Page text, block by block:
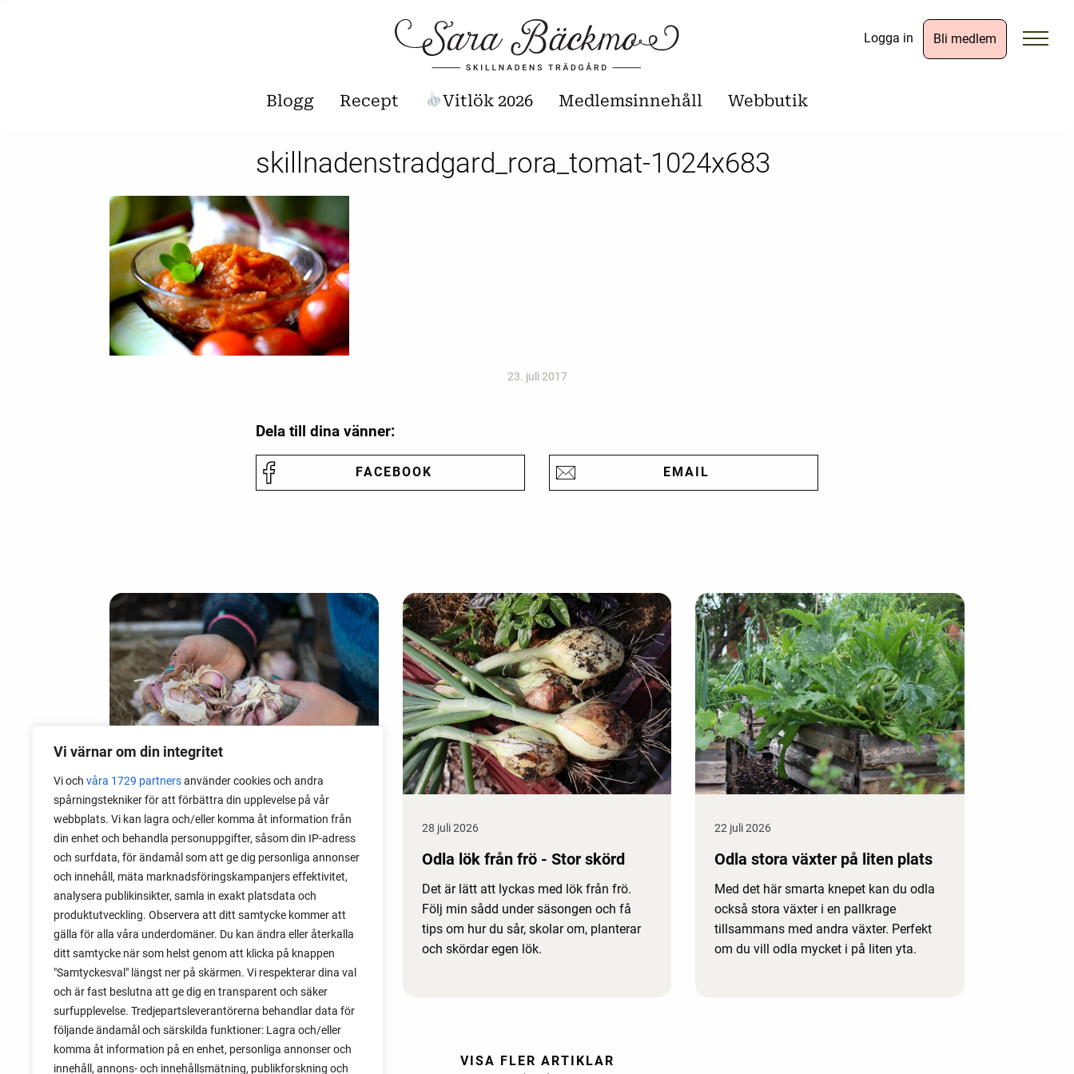
Vi värnar om din integritet
Vi och våra 1729 partnersanvänder cookies och andra
spårningstekniker för att förbättra din upplevelse på vår
webbplats. Vi kan lagra och/eller komma åt information från
din enhet och behandla personuppgifter, såsom din IP-adress
och surfdata, för ändamål som att ge dig personliga annonser
och innehåll, mäta marknadsföringskampanjers effektivitet,
analysera publikinsikter, samla in exakt platsdata och
produktutveckling. Observera att ditt samtycke kommer att
gälla för alla våra underdomäner. Du kan ändra eller återkalla
ditt samtycke när som helst genom att klicka på knappen
"Samtyckesval" längst ner på skärmen. Vi respekterar dina val
och är fast beslutna att ge dig en transparent och säker
surfupplevelse. Tredjepartsleverantörerna behandlar data för
följande ändamål och särskilda funktioner: Lagra och/eller
komma åt information på en enhet, personliga annonser och
innehåll, annons- och innehållsmätning, publikforskning och
Logga in Bli medlem
Blogg Recept Vitlök 2026 Medlemsinnehåll Webbutik
skillnadenstradgard_rora_tomat-1024x683
23. juli 2017
Dela till dina vänner:
FACEBOOK EMAIL
06 augusti 2026
Sätta vitlök på våren i Sverige
Om du har tur med vädret kan det gå fint
att sätta vitlök också på våren. Men
tillförlitligast är att sätta vitlök på hösten
och vintern.
28 juli 2026
Odla lök från frö - Stor skörd
Det är lätt att lyckas med lök från frö.
Följ min sådd under säsongen och få
tips om hur du sår, skolar om, planterar
och skördar egen lök.
22 juli 2026
Odla stora växter på liten plats
Med det här smarta knepet kan du odla
också stora växter i en pallkrage
tillsammans med andra växter. Perfekt
om du vill odla mycket i på liten yta.